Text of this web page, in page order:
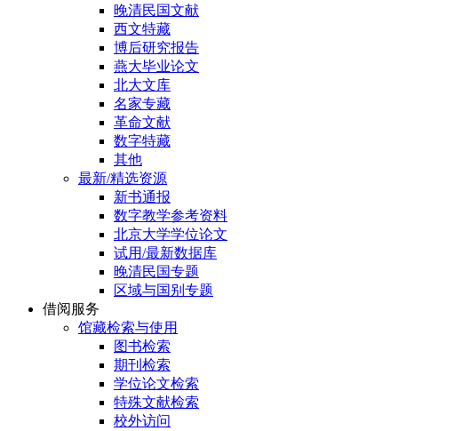
晚清民国文献
西文特藏
博后研究报告
燕大毕业论文
北大文库
名家专藏
革命文献
数字特藏
其他
最新/精选资源
新书通报
数字教学参考资料
北京大学学位论文
试用/最新数据库
晚清民国专题
区域与国别专题
借阅服务
馆藏检索与使用
图书检索
期刊检索
学位论文检索
特殊文献检索
校外访问